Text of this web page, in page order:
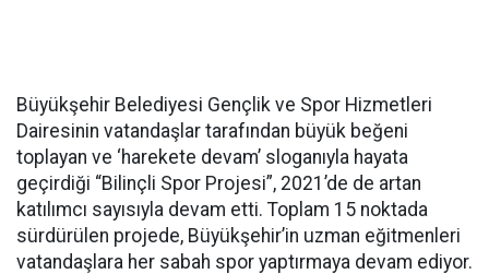
Büyükşehir Belediyesi Gençlik ve Spor Hizmetleri
Dairesinin vatandaşlar tarafından büyük beğeni
toplayan ve ‘harekete devam’ sloganıyla hayata
geçirdiği “Bilinçli Spor Projesi”, 2021’de de artan
katılımcı sayısıyla devam etti. Toplam 15 noktada
sürdürülen projede, Büyükşehir’in uzman eğitmenleri
vatandaşlara her sabah spor yaptırmaya devam ediyor.